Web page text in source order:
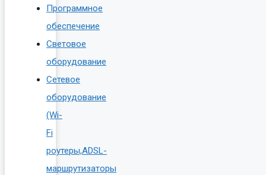
Программное
обеспечение
Световое
оборудование
Сетевое
оборудование
(Wi-
Fi
роутеры,ADSL-
маршрутизаторы